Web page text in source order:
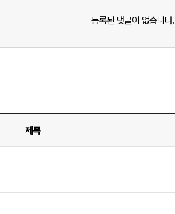
등록된 댓글이 없습니다.
제목